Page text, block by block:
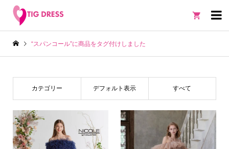

“スパンコール”に商品をタグ付けしました
カテゴリー デフォルト表示 すべて